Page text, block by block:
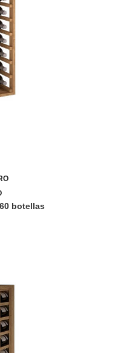
botellas